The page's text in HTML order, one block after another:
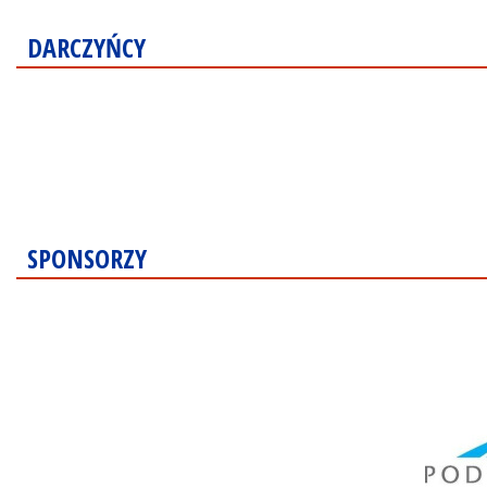
DARCZYŃCY
SPONSORZY